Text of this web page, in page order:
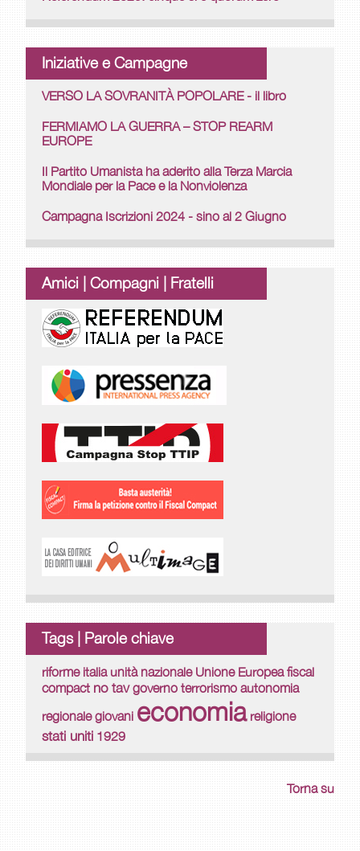
Iniziative e Campagne
VERSO LA SOVRANITÀ POPOLARE - il libro
FERMIAMO LA GUERRA – STOP REARM
EUROPE
Il Partito Umanista ha aderito alla Terza Marcia
Mondiale per la Pace e la Nonviolenza
Campagna Iscrizioni 2024 - sino al 2 Giugno
Amici | Compagni | Fratelli
Tags | Parole chiave
riforme italia unità nazionale Unione Europea fiscal
compact no tav governo terrorismo autonomia
regionale giovani economia religione
stati uniti 1929
Torna su